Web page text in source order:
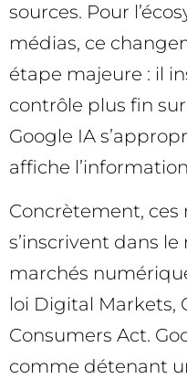
sources. Pour
médias, ce
étape majeure : il
contrôle plus fin
Google IA
affiche
Concrètement, ces
s’inscrivent dans
marchés
loi Digital Markets,
Consumers Act.
comme détenant